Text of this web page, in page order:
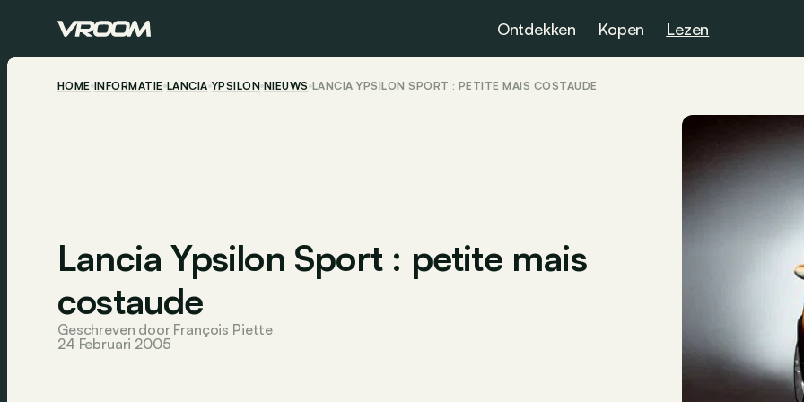
Ontdekken Kopen Lezen
HOME INFORMATIE LANCIA YPSILON NIEUWS LANCIA YPSILON SPORT : PETITE MAIS COSTAUDE
Lancia Ypsilon Sport : petite mais
costaude
Geschreven door François Piette
24 Februari 2005